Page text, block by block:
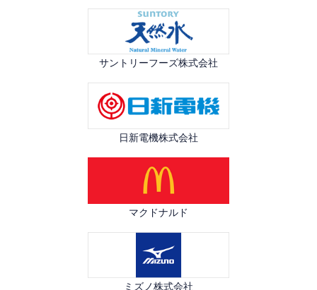
サントリーフーズ株式会社
日新電機株式会社
マクドナルド
ミズノ株式会社